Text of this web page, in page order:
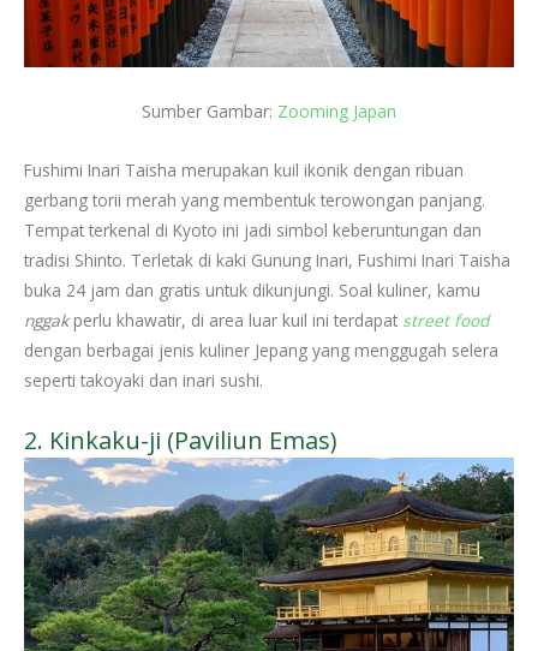
Sumber Gambar: Zooming Japan
Fushimi Inari Taisha merupakan kuil ikonik dengan ribuan
gerbang torii merah yang membentuk terowongan panjang.
Tempat terkenal di Kyoto ini jadi simbol keberuntungan dan
tradisi Shinto. Terletak di kaki Gunung Inari, Fushimi Inari Taisha
buka 24 jam dan gratis untuk dikunjungi. Soal kuliner, kamu
nggak perlu khawatir, di area luar kuil ini terdapat street food
dengan berbagai jenis kuliner Jepang yang menggugah selera
seperti takoyaki dan inari sushi.
2. Kinkaku-ji (Paviliun Emas)